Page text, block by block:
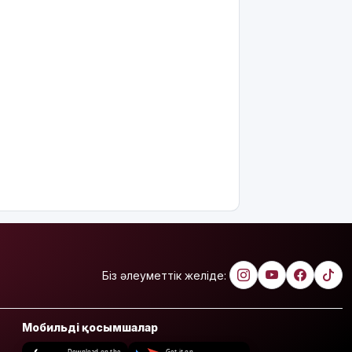
Біз әлеуметтік желіде:
Мобильді қосымшалар